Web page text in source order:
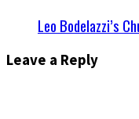
Leo Bodelazzi’s
Leave a Reply